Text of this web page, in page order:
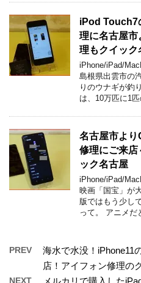
iPod Touch7
理に名古屋市
理もクイック
iPhone/iPad/
島根県出雲市の
りのウナギが釣
は、10万匹に1
名古屋市より
修理にご来店
ック名古屋
iPhone/iPad/
映画「国宝」が
版ではもう少し
って。 アニメだ
PREV
海水で水没！iPhone11
店！アイフォン修理の
NEXT メルカリで購入した